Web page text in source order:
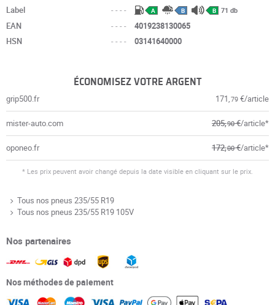
Label
---- A B B 71 db
EAN ----
4019238130065
HSN
---- 03141640000
ÉCONOMISEZ VOTRE ARGENT
grip500.fr 171,79 €/article
mister-auto.com 205,90€/article*
oponeo.fr 172,00€/article*
* Les prix peuvent avoir changé depuis la date visible en cliquant sur le prix.
Tous nos pneus 235/55 R19
Tous nos pneus 235/55 R19 105V
Nos partenaires
Nos méthodes de paiement